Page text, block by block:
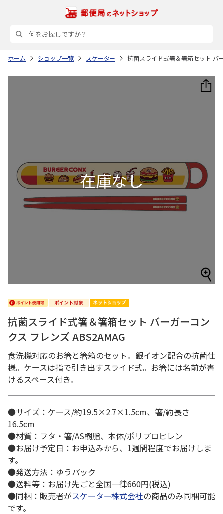
ホーム ショップ一覧 スケーター 抗菌スライド式箸＆箸箱セット バ
抗菌スライド式箸＆箸箱セット バーガーコン
クス フレンズ ABS2AMAG
食洗機対応のお箸と箸箱のセット。銀イオン配合の抗菌仕
様。ケースは指で引き出すスライド式。お箸には名前が書
けるスペース付き。
●サイズ：ケース/約19.5×2.7×1.5cm、箸/約長さ
16.5cm
●材質：フタ・箸/AS樹脂、本体/ポリプロピレン
●お届け予定日：お申込みから、1週間程度でお届けしま
す。
●発送方法：ゆうパック
●送料等：お届け先ごと全国一律660円(税込)
●同梱：販売者がスケーター株式会社の商品のみ同梱可能
です。